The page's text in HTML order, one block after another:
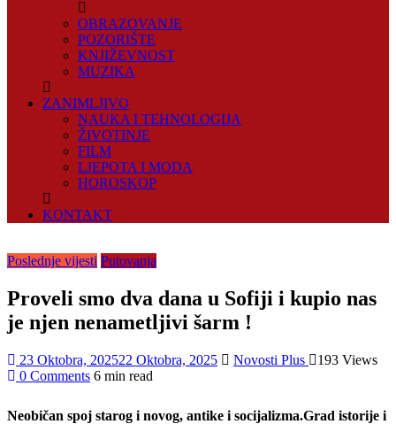
OBRAZOVANJE
POZORIŠTE
KNJIŽEVNOST
MUZIKA
ZANIMLJIVO
NAUKA I TEHNOLOGIJA
ŽIVOTINJE
FILM
LJEPOTA I MODA
HOROSKOP
KONTAKT
Poslednje vijesti Putovanja
Proveli smo dva dana u Sofiji i kupio nas
je njen nenametljivi šarm !
23 Oktobra, 202522 Oktobra, 2025 Novosti Plus
193 Views
0 Comments 6 min read
Neobičan spoj starog i novog, antike i socijalizma.Grad istorije i